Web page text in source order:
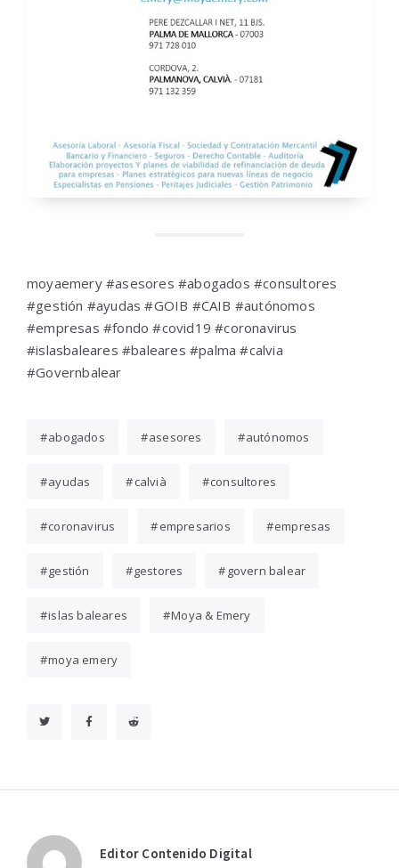
moyaemery #asesores #abogados #consultores
#gestión #ayudas #GOIB #CAIB #autónomos
#empresas #fondo #covid19 #coronavirus
#islasbaleares #baleares #palma #calvia
#Governbalear
abogados asesores autónomos
ayudas calvià consultores
coronavirus empresarios empresas
gestión gestores govern balear
islas baleares Moya & Emery
moya emery
Editor Contenido Digital